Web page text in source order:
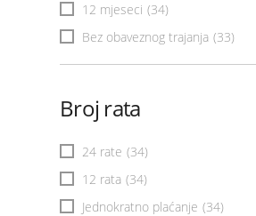
12 mjeseci (34)
Bez obaveznog trajanja (33)
Broj rata
24 rate (34)
12 rata (34)
Jednokratno plaćanje (34)